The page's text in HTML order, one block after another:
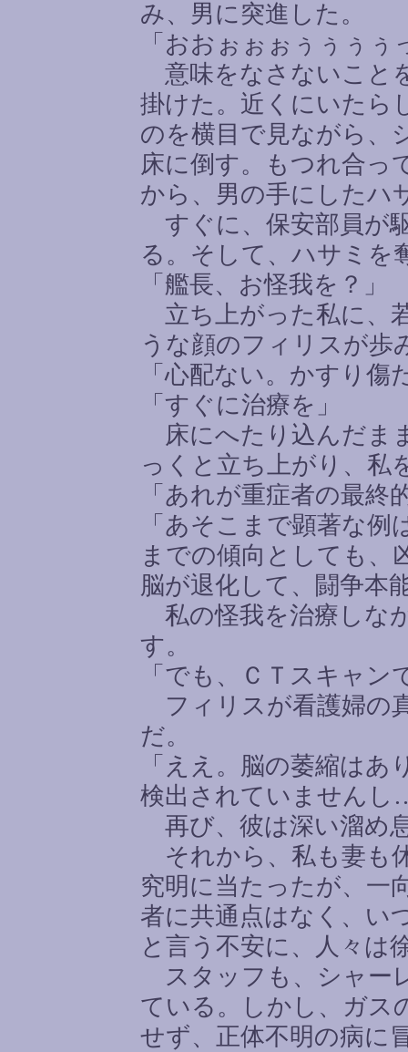
み、男に突進した。
「おおぉぉぉぅぅぅぅ
意味をなさないこと
掛けた。近くにいたら
のを横目で見ながら、
床に倒す。もつれ合っ
から、男の手にしたハ
すぐに、保安部員が
る。そして、ハサミを
「艦長、お怪我を？」
立ち上がった私に、
うな顔のフィリスが歩
「心配ない。かすり傷
「すぐに治療を」
床にへたり込んだま
っくと立ち上がり、私
「あれが重症者の最終
「あそこまで顕著な
までの傾向としても、
脳が退化して、闘争本
私の怪我を治療しな
す。
「でも、ＣＴスキャ
フィリスが看護婦の
だ。
「ええ。脳の萎縮は
検出されていませんし
再び、彼は深い溜め
それから、私も妻も
究明に当たったが、一
者に共通点はなく、い
と言う不安に、人々は
スタッフも、シャー
ている。しかし、ガス
せず、正体不明の病に